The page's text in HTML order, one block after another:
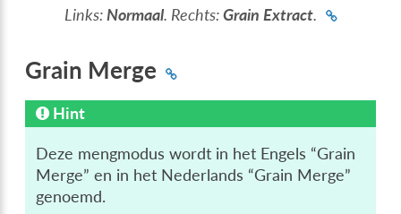
Links: Normaal. Rechts:Grain Extract.
Grain Merge
Hint
Deze mengmodus wordt in het Engels “Grain
Merge” en in het Nederlands “Grain Merge”
genoemd.